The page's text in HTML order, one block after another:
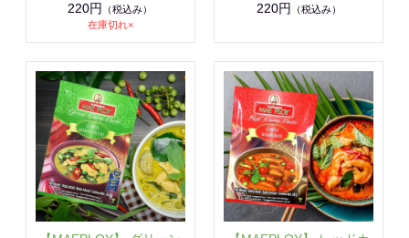
220円
（税込み）
在庫切れ×
220円
（税込み）